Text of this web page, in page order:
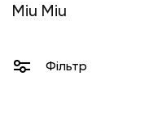
Miu Miu
Фільтр